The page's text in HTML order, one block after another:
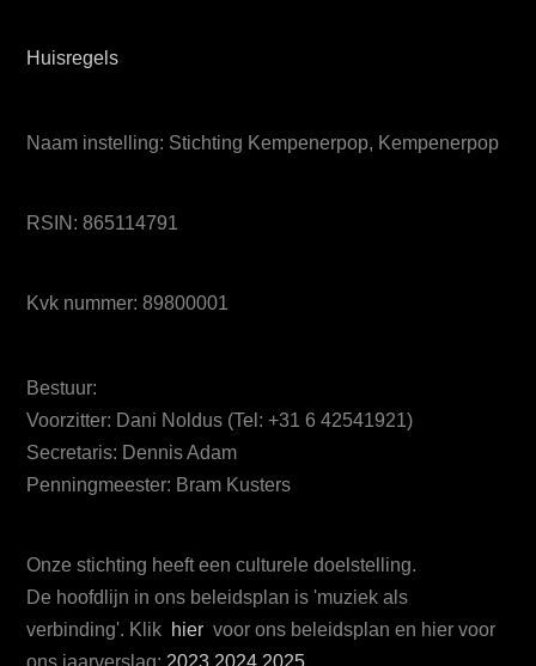
Huisregels
Naam instelling: Stichting Kempenerpop, Kempenerpop
RSIN: 865114791
Kvk nummer: 89800001
Bestuur:
Voorzitter: Dani Noldus (Tel: +31 6 42541921)
Secretaris: Dennis Adam
Penningmeester: Bram Kusters
Onze stichting heeft een culturele doelstelling.
De hoofdlijn in ons beleidsplan is 'muziek als
verbinding'. Klik hier voor ons beleidsplan en hier voor